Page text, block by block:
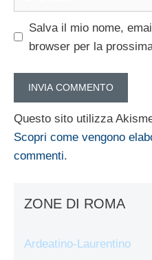
Salva il mio nome,
browser per la
Questo sito utilizza
Scopri come vengono
commenti.
ZONE DI ROMA
Ardeatino-Laurentino